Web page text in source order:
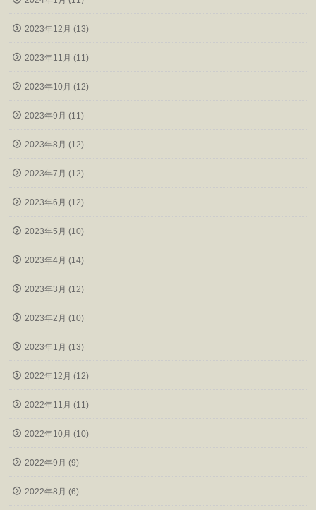
2023年12月 (13)
2023年11月 (11)
2023年10月 (12)
2023年9月 (11)
2023年8月 (12)
2023年7月 (12)
2023年6月 (12)
2023年5月 (10)
2023年4月 (14)
2023年3月 (12)
2023年2月 (10)
2023年1月 (13)
2022年12月 (12)
2022年11月 (11)
2022年10月 (10)
2022年9月 (9)
2022年8月 (6)